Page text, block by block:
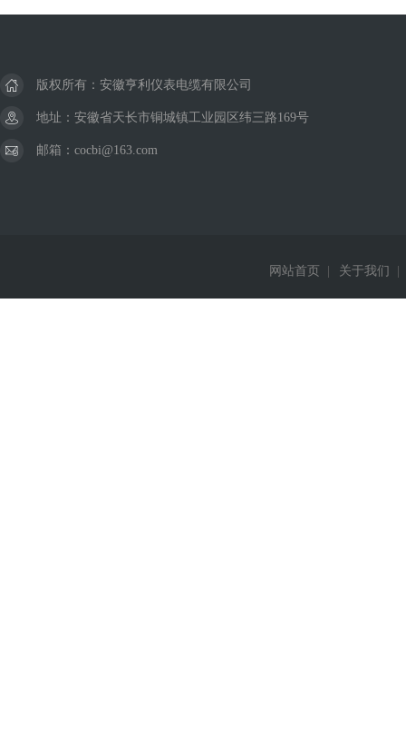
版权所有：安徽亨利仪表电缆有限公司
地址：安徽省天长市铜城镇工业园区纬三路169号
邮箱：cocbi@163.com
网站首页 关于我们